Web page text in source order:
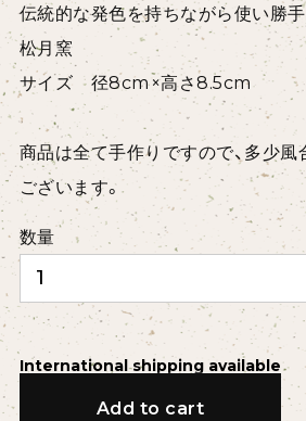
伝統的な発色を持ちながら使い勝
松月窯
サイズ 径8cm×高さ8.5cm
商品は全て手作りですので、多少
ございます。
数量
International shipping available
Add to cart